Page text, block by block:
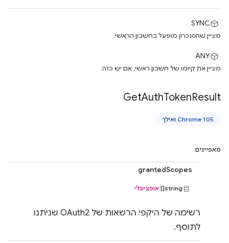
SYNC
מציין שהסנכרון מופעל בחשבון הראשי.
ANY
מציין את קיומו של חשבון ראשי, אם יש כזה.
GetAuthTokenResult
Chrome 105 ואילך
מאפיינים
grantedScopes
string[] אופציונלי
רשימה של היקפי הרשאות של OAuth2 שניתנו
לתוסף.